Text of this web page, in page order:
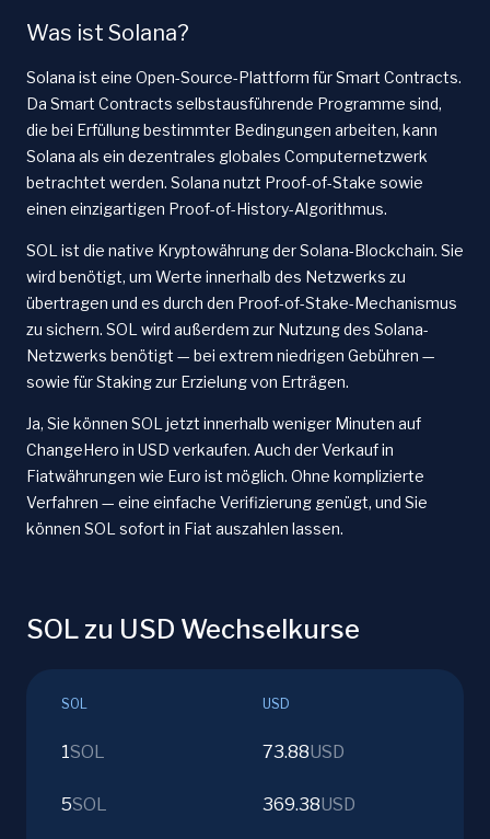
Was ist Solana?
Solana ist eine Open-Source-Plattform für Smart Contracts.
Da Smart Contracts selbstausführende Programme sind,
die bei Erfüllung bestimmter Bedingungen arbeiten, kann
Solana als ein dezentrales globales Computernetzwerk
betrachtet werden. Solana nutzt Proof-of-Stake sowie
einen einzigartigen Proof-of-History-Algorithmus.
SOL ist die native Kryptowährung der Solana-Blockchain. Sie
wird benötigt, um Werte innerhalb des Netzwerks zu
übertragen und es durch den Proof-of-Stake-Mechanismus
zu sichern. SOL wird außerdem zur Nutzung des Solana-
Netzwerks benötigt — bei extrem niedrigen Gebühren —
sowie für Staking zur Erzielung von Erträgen.
Ja, Sie können SOL jetzt innerhalb weniger Minuten auf
ChangeHero in USD verkaufen. Auch der Verkauf in
Fiatwährungen wie Euro ist möglich. Ohne komplizierte
Verfahren — eine einfache Verifizierung genügt, und Sie
können SOL sofort in Fiat auszahlen lassen.
SOL zu USD Wechselkurse
SOL USD
1SOL 73.88USD
5SOL 369.38USD